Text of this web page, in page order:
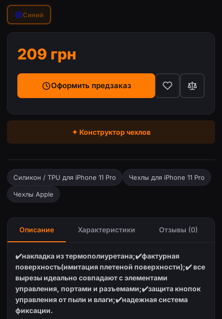
Синий
209 грн
Оформить предзаказ
✦ Конструктор чехлов
Силикон / TPU для iPhone 11 Pro Чехлы для iPhone 11 Pro
Чехлы Apple
Описание Характеристики Отзывы (0)
✔️накладка из термополиуретана;✔️фактурная
поверхность(имитация плетеной поверхности);✔️ все
вырезы идеально совпадают с элементами
управления, портами и разъемами;✔️защита кнопок
управления от пыли и влаги;✔️надежная система
фиксации.